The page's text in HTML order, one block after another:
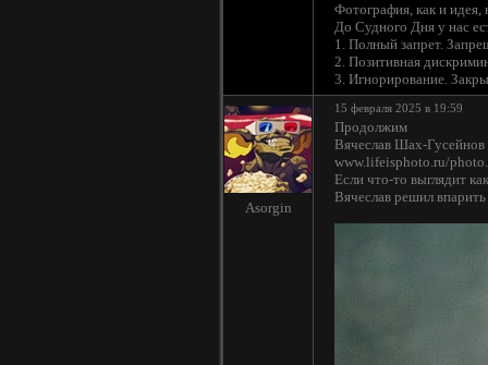
Фотография, как и идея,
До Судного Дня у нас
1. Полный запрет.
2. Позитивная
3. Игнорирование.
Asorgin
15 февраля 2025 в 19:59
Продолжим
Вячеслав Шах-
www.lifeisphoto.ru/
Если что-то выглядит
Вячеслав решил